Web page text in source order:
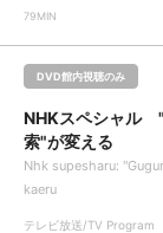
79MIN
DVD館内視聴のみ
NHKスペシャル
索"が変える
Nhk supesharu:
kaeru
テレビ放送/TV Program